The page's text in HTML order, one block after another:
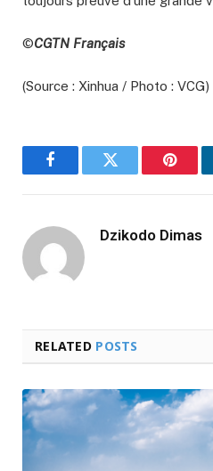
©CGTN Français
(Source : Xinhua / Photo : VCG)
FacebookTwitter
Dzikodo Dimas
RELATED POSTS